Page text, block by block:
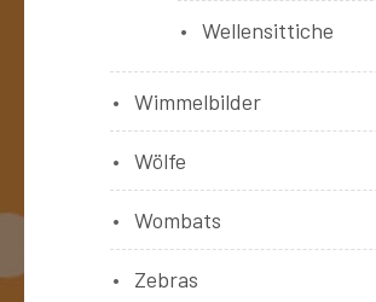
Wellensittiche
Wimmelbilder
Wölfe
Wombats
Zebras